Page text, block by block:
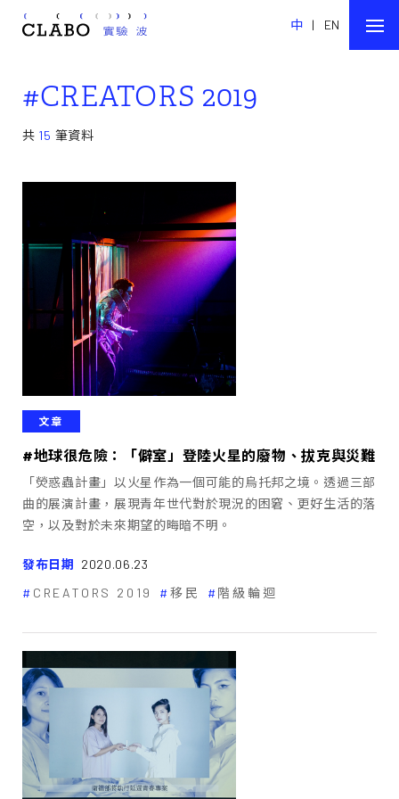
中 | EN
#CREATORS 2019
共 15 筆資料
文章
#地球很危險：「僻室」登陸火星的廢物、拔克與災難
「熒惑蟲計畫」以火星作為一個可能的烏托邦之境。透過三部
曲的展演計畫，展現青年世代對於現況的困窘、更好生活的落
空，以及對於未來期望的晦暗不明。
發布日期 2020.06.23
CREATORS 2019
移民 階級輪迴